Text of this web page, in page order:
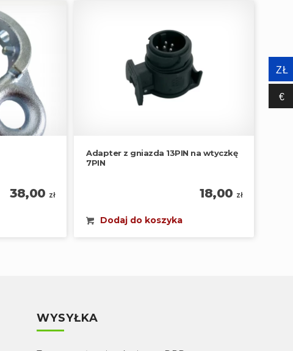
38,00 zł
Adapter z gniazda 13PIN na wtyczkę
7PIN
18,00 zł
Dodaj do koszyka
WYSYŁKA
ZŁ
€‎